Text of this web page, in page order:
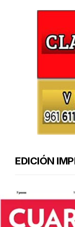
EDICIÓN